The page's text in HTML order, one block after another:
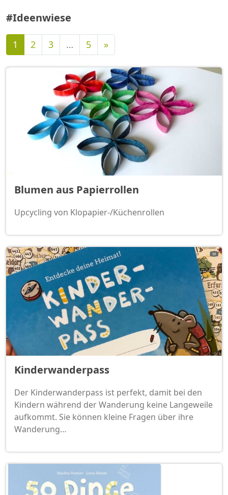
#Ideenwiese
1 2 3 … 5 »Nächste
Blumen aus Papierrollen
Upcycling von Klopapier-/Küchenrollen
Kinderwanderpass
Der Kinderwanderpass ist perfekt, damit bei den
Kindern während der Wanderung keine Langeweile
aufkommt. Sie können kleine Fragen über ihre
Wanderung…